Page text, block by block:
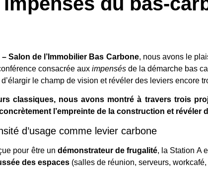
– Salon de l’Immobilier Bas Carbone, nous avons le
consacrée aux impensésde la démarche bas
le champ de vision et révéler des leviers encore
classiques, nous avons montré à travers trois
l’empreinte de la construction et révéler
d’usage comme levier carbone
pour être un démonstrateur de frugalité, la Station A
des espaces(salles de réunion, serveurs, workcafé,